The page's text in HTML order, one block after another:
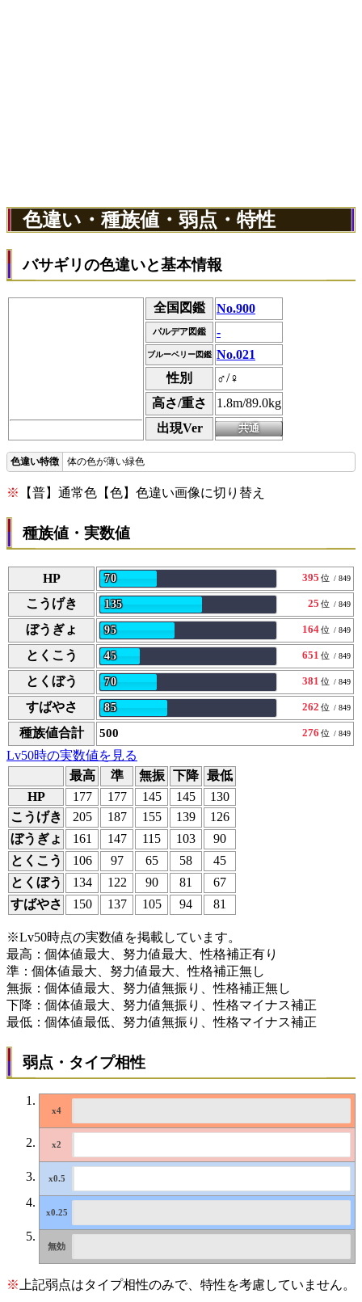
色違い・種族値・弱点・特性
バサギリの色違いと基本情報
全国図鑑 No.900
パルデア図鑑 -
ブルーベリー図鑑 No.021
性別
♂/♀
高さ/重さ
1.8m/89.0kg
出現Ver
体の色が薄い緑色
※ 【普】通常色【色】色違い画像に切り替え
種族値・実数値
HP 70 395 位 / 849
こうげき 135 25 位 / 849
ぼうぎょ 95 164位 / 849
とくこう 45 651 位 / 849
とくぼう 70 381 位 / 849
すばやさ 85 262 位 / 849
種族値合計 500 276 位 / 849
Lv50時の実数値を見る
最高
準 無振 下降 最低
HP
177 177 145 145
130
こうげき
205 187 155 139
126
ぼうぎょ
161 147 115 103
90
とくこう
106 97 65 58
45
とくぼう
134 122 90 81
67
すばやさ
150 137 105 94 81
※Lv50時点の実数値を掲載しています。
最高：個体値最大、努力値最大、性格補正有り
準：個体値最大、努力値最大、性格補正無し
無振：個体値最大、努力値無振り、性格補正無し
下降：個体値最大、努力値無振り、性格マイナス補正
最低：個体値最低、努力値無振り、性格マイナス補正
弱点・タイプ相性
※ 上記弱点はタイプ相性のみで、特性を考慮していません。